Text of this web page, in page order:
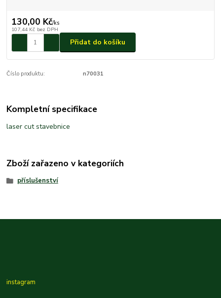
130,00 Kč/ks
107,44 Kč bez DPH
Přidat do košíku
Číslo produktu: n70031
Kompletní specifikace
laser cut stavebnice
Zboží zařazeno v kategoriích
příslušenství
instagram